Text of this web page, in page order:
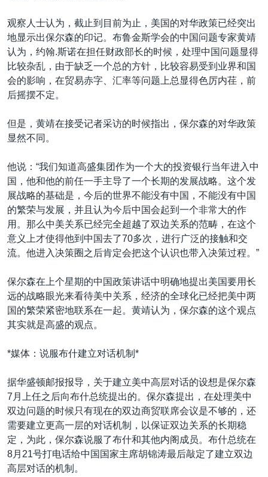
观察人士认为，截止到目前为止，美国的对华政策已经突出
地显示出保尔森的印记。布鲁金斯学会的中国问题专家黄靖
认为，约翰.斯诺在担任财政部长的时候，处理中国问题显得
比较杂乱，由于缺乏一个总的方针，比较容易受到业界和国
会的影响，在贸易赤字、汇率等问题上总显得色厉内荏，前
后摇摆不定。
但是，黄靖在接受记者采访的时候指出，保尔森的对华政策
显然不同。
他说：“我们知道高盛集团作为一个大的投资银行当年进入中
国，他和他的前任一手主导了一个长期的发展战略。这个发
展战略的基础是，今后的世界不能没有中国，不能没有中国
的繁荣与发展，并且认为今后中国会起到一个非常大的作
用。那么中美关系已经完全超越了双边关系的范畴，在这个
意义上才使得他到中国去了70多次，进行广泛的接触和交
流。他进入决策圈之后肯定会把这个认识也带入决策过程。”
保尔森在上个星期的中国政策讲话中明确地提出美国要用长
远的战略眼光来看待美中关系，经济的全球化已经把美中两
国的繁荣紧密地联系在一起。黄靖认为，保尔森的这个观点
其实就是高盛的观点。
*媒体：说服布什建立对话机制*
据华盛顿邮报报导，关于建立美中高层对话的设想是保尔森
7月上任之后向布什总统提出的。保尔森提出，在处理美中
双边问题的时候只有现在的双边商贸联席会议是不够的，还
需要建立更高一层的对话机制，以保证双边关系的长期稳
定，为此，保尔森说服了布什和其他内阁成员。布什总统在
8月21号打电话给中国国家主席胡锦涛最后敲定了建立双边
高层对话的机制。